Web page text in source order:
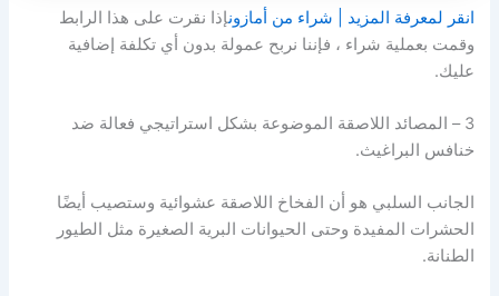
انقر لمعرفة المزيد | شراء من أمازونإذا نقرت على هذا الرابط
وقمت بعملية شراء ، فإننا نربح عمولة بدون أي تكلفة إضافية
عليك.
3 – المصائد اللاصقة الموضوعة بشكل استراتيجي فعالة ضد
خنافس البراغيث.
الجانب السلبي هو أن الفخاخ اللاصقة عشوائية وستصيب أيضًا
الحشرات المفيدة وحتى الحيوانات البرية الصغيرة مثل الطيور
الطنانة.